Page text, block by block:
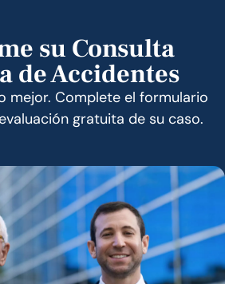
su Consulta
de Accidentes
mejor. Complete el formulario
gratuita de su caso.